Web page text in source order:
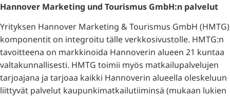
Hannover Marketing und Tourismus GmbH:n palvelut
Yrityksen Hannover Marketing & Tourismus GmbH (HMTG)
komponentit on integroitu tälle verkkosivustolle. HMTG:n
tavoitteena on markkinoida Hannoverin alueen 21 kuntaa
valtakunnallisesti. HMTG toimii myös matkailupalvelujen
tarjoajana ja tarjoaa kaikki Hannoverin alueella oleskeluun
liittyvät palvelut kaupunkimatkailutiiminsä (mukaan lukien